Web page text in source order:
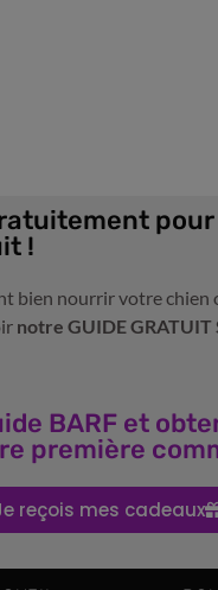
!
bien nourrir votre chien
notre GUIDE GRATUIT
BARF et
première
reçois mes cadeaux